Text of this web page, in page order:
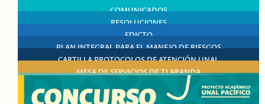
COMUNICADOS
RESOLUCIONES
EDICTO
PLAN INTEGRAL PARA EL MANEJO DE RIESGOS
CARTILLA PROTOCOLOS DE ATENCIÓN UNAL
MESA DE SERVICIOS DE TI ARANDA